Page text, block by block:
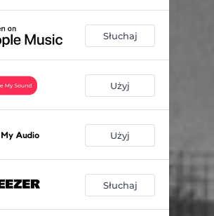
Słuchaj
Użyj
Użyj
Słuchaj